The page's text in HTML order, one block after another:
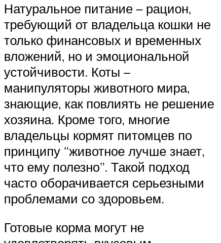
Натуральное питание – рацион,
требующий от владельца кошки не
только финансовых и временных
вложений, но и эмоциональной
устойчивости. Коты –
манипуляторы животного мира,
знающие, как повлиять не решение
хозяина. Кроме того, многие
владельцы кормят питомцев по
принципу “животное лучше знает,
что ему полезно”. Такой подход
часто оборачивается серьезными
проблемами со здоровьем.
Готовые корма могут не